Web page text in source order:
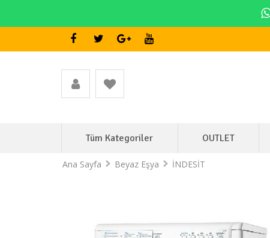
Tüm Kategoriler OUTLET
Ana Sayfa Beyaz Eşya İNDESİT